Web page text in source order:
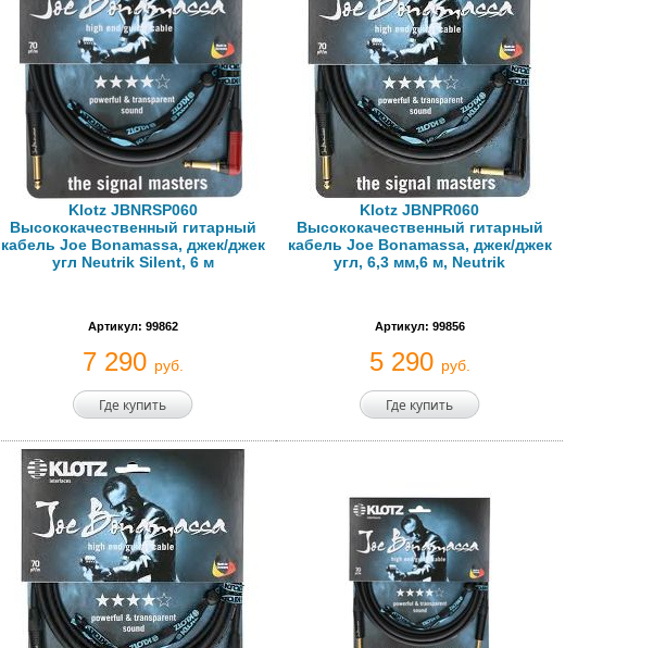
Klotz JBNRSP060
Высококачественный гитарный
кабель Joe Bonamassa, джек/джек
угл Neutrik Silent, 6 м
Артикул: 99862
7 290 руб.
Где купить
Klotz JBNPR060
Высококачественный гитарный
кабель Joe Bonamassa, джек/джек
угл, 6,3 мм,6 м, Neutrik
Артикул: 99856
5 290 руб.
Где купить